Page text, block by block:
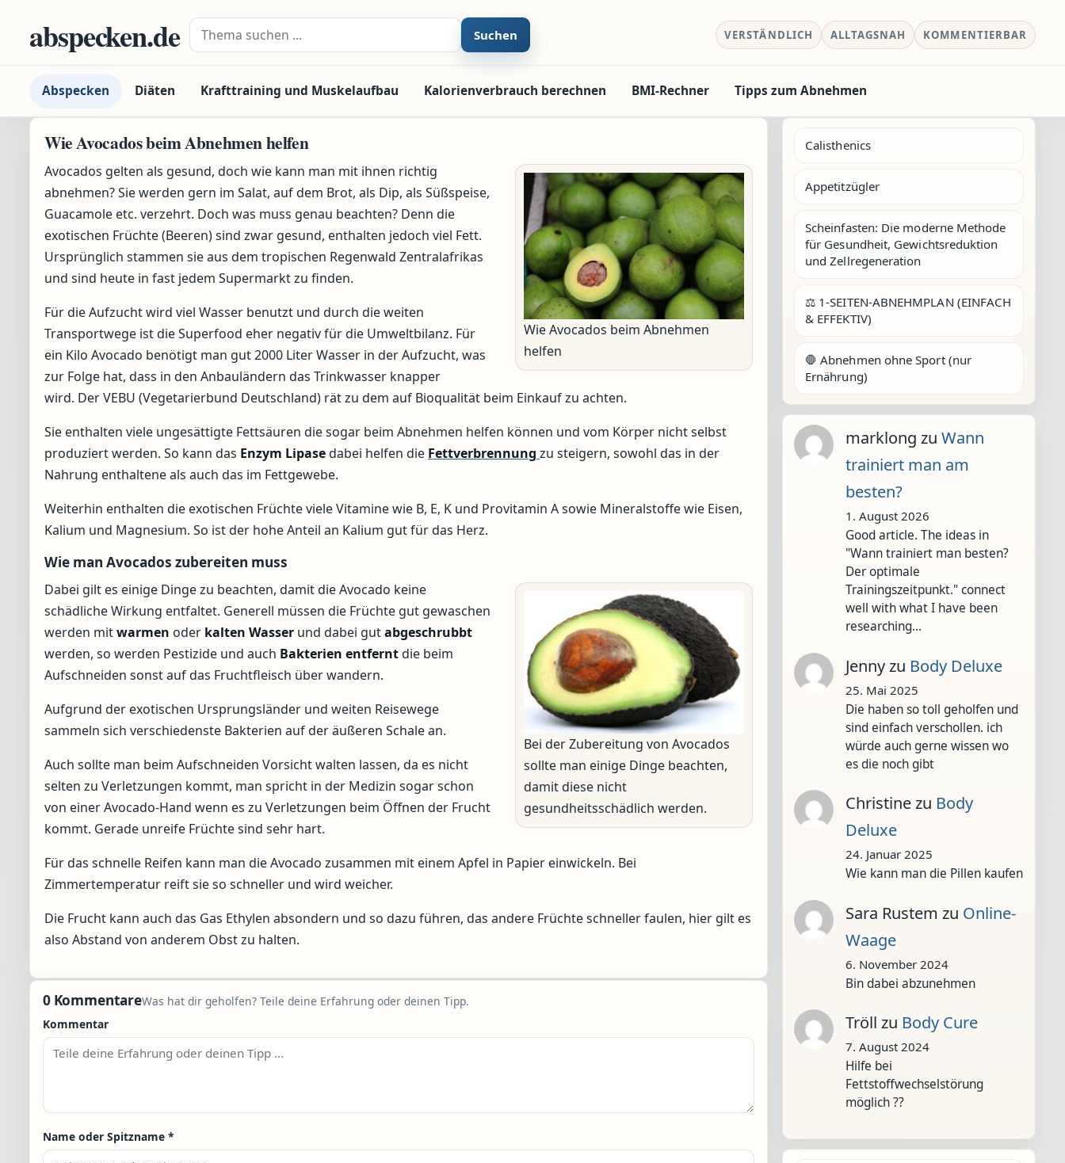
abspecken.de Suche nach: Suchen VERSTÄNDLICH ALLTAGSNAH KOMMENTIERBAR
Abspecken Diäten Krafttraining und Muskelaufbau Kalorienverbrauch berechnen BMI-Rechner Tipps zum Abnehmen
Wie Avocados beim Abnehmen helfen
Wie Avocados beim Abnehmen
helfen
Avocados gelten als gesund, doch wie kann man mit ihnen richtig
abnehmen? Sie werden gern im Salat, auf dem Brot, als Dip, als Süßspeise,
Guacamole etc. verzehrt. Doch was muss genau beachten? Denn die
exotischen Früchte (Beeren) sind zwar gesund, enthalten jedoch viel Fett.
Ursprünglich stammen sie aus dem tropischen Regenwald Zentralafrikas
und sind heute in fast jedem Supermarkt zu finden.
Für die Aufzucht wird viel Wasser benutzt und durch die weiten
Transportwege ist die Superfood eher negativ für die Umweltbilanz. Für
ein Kilo Avocado benötigt man gut 2000 Liter Wasser in der Aufzucht, was
zur Folge hat, dass in den Anbauländern das Trinkwasser knapper
wird. Der VEBU (Vegetarierbund Deutschland) rät zu dem auf Bioqualität beim Einkauf zu achten.
Sie enthalten viele ungesättigte Fettsäuren die sogar beim Abnehmen helfen können und vom Körper nicht selbst
produziert werden. So kann das Enzym Lipasedabei helfen die Fettverbrennung zu steigern, sowohl das in der
Nahrung enthaltene als auch das im Fettgewebe.
Weiterhin enthalten die exotischen Früchte viele Vitamine wie B, E, K und Provitamin A sowie Mineralstoffe wie Eisen,
Kalium und Magnesium. So ist der hohe Anteil an Kalium gut für das Herz.
Wie man Avocados zubereiten muss
Bei der Zubereitung von Avocados
sollte man einige Dinge beachten,
damit diese nicht
gesundheitsschädlich werden.
Dabei gilt es einige Dinge zu beachten, damit die Avocado keine
schädliche Wirkung entfaltet. Generell müssen die Früchte gut gewaschen
werden mitwarmen oder kalten Wasser und dabei gutabgeschrubbt
werden, so werden Pestizide und auch Bakterien entferntdie beim
Aufschneiden sonst auf das Fruchtfleisch über wandern.
Aufgrund der exotischen Ursprungsländer und weiten Reisewege
sammeln sich verschiedenste Bakterien auf der äußeren Schale an.
Auch sollte man beim Aufschneiden Vorsicht walten lassen, da es nicht
selten zu Verletzungen kommt, man spricht in der Medizin sogar schon
von einer Avocado-Hand wenn es zu Verletzungen beim Öffnen der Frucht
kommt. Gerade unreife Früchte sind sehr hart.
Für das schnelle Reifen kann man die Avocado zusammen mit einem Apfel in Papier einwickeln. Bei
Zimmertemperatur reift sie so schneller und wird weicher.
Die Frucht kann auch das Gas Ethylen absondern und so dazu führen, das andere Früchte schneller faulen, hier gilt es
also Abstand von anderem Obst zu halten.
0 KommentareWas hat dir geholfen? Teile deine Erfahrung oder deinen Tipp.
Kommentar
Name oder Spitzname *
Calisthenics
Appetitzügler
Scheinfasten: Die moderne Methode
für Gesundheit, Gewichtsreduktion
und Zellregeneration
⚖️ 1-SEITEN-ABNEHMPLAN (EINFACH
& EFFEKTIV)
🛑 Abnehmen ohne Sport (nur
Ernährung)
marklong zu Wann
trainiert man am
besten?
1. August 2026
Good article. The ideas in
"Wann trainiert man besten?
Der optimale
Trainingszeitpunkt." connect
well with what I have been
researching…
Jennyzu Body Deluxe
25. Mai 2025
Die haben so toll geholfen und
sind einfach verschollen. ich
würde auch gerne wissen wo
es die noch gibt
Christinezu Body
Deluxe
24. Januar 2025
Wie kann man die Pillen kaufen
Sara Rustem zu Online-
Waage
6. November 2024
Bin dabei abzunehmen
Tröll zu Body Cure
7. August 2024
Hilfe bei
Fettstoffwechselstörung
möglich ??